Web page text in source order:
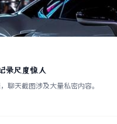
录尺度惊人
聊天截图涉及大量私密内容。